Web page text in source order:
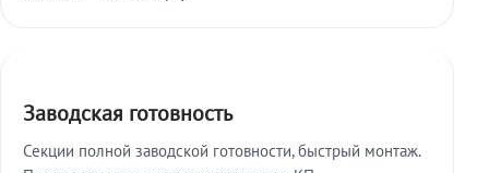
Заводская готовность
Секции полной заводской готовности, быстрый монтаж.